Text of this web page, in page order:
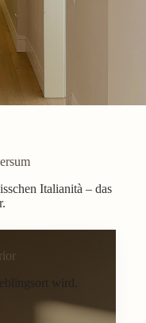
Italianità – das
wird.